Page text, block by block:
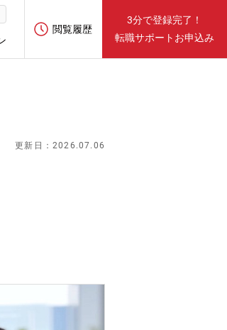
閲覧履歴
3分で登録完了！
転職サポートお申込み
更新日：2026.07.06